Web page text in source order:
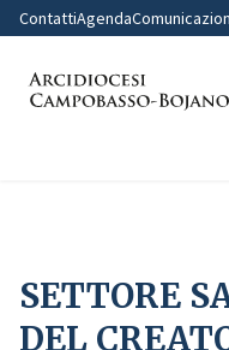
ContattiAgenda
SETTORE
DEL